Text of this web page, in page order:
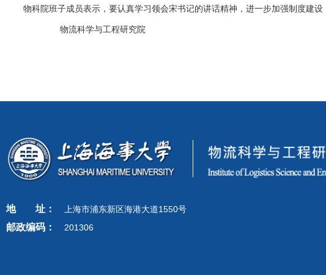
物科院班子成员表示，要认真学习领会宋书记的讲话精神，进一步加强制度建设
物流科学与工程研究院
地 址： 上海市浦东新区海港大道1550号
邮政编码： 201306